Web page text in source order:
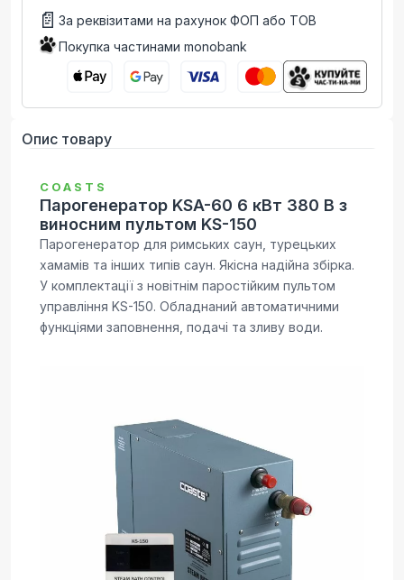
📄 За реквізитами на рахунок ФОП або ТОВ
Покупка частинами monobank
Опис товару
COASTS
Парогенератор KSA-60 6 кВт 380 В з
виносним пультом KS-150
Парогенератор для римських саун, турецьких
хамамів та інших типів саун. Якісна надійна збірка.
У комплектації з новітнім паростійким пультом
управління KS-150. Обладнаний автоматичними
функціями заповнення, подачі та зливу води.